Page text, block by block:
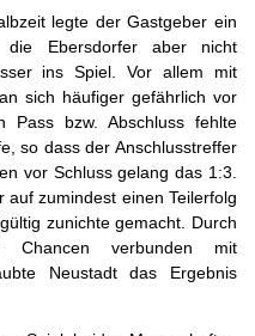
legte der Gastgeber ein
Ebersdorfer aber nicht
ins Spiel. Vor allem mit
sich häufiger gefährlich vor
Pass bzw. Abschluss fehlte
so dass der Anschlusstreffer
vor Schluss gelang das 1:3.
zumindest einen Teilerfolg
zunichte gemacht. Durch
Chancen verbunden mit
Neustadt das Ergebnis